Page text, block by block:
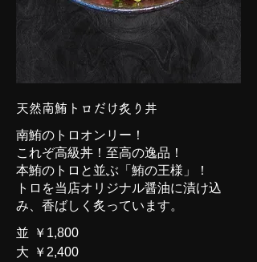
天然南鮪トロだけ炙り丼
南鮪のトロオンリー！
これぞ高級丼！至高の逸品！
本鮪のトロと並ぶ「鮪の王様」！
トロを当店オリジナル醤油に漬け込
み、香ばしく炙っています。
並
￥1,800
大
￥2,400